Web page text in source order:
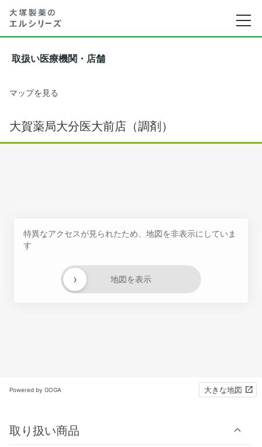
取扱い医療機関・店舗
マップを見る
大賀薬局大分医大前店（調剤）
特異なアクセスが見られたため、地図を非表示にしていま
す
地図を表示
›
Powered by GOGA 大きな地図
取り扱い商品